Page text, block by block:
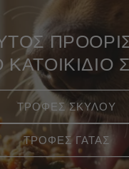
ΚΑΤΟΙΚΙΔΙΟ
ΤΡΟΦΕΣ ΣΚΥΛΟΥ
ΤΡΟΦΕΣ ΓΑΤΑΣ